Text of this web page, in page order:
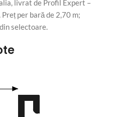
livrat de Profil Expert –
per bară de 2,70 m;
selectoare.